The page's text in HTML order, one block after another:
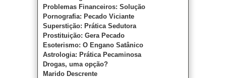
Problemas Financeiros: Solução
Pornografia: Pecado Viciante
Superstição: Prática Sedutora
Prostituição: Gera Pecado
Esoterismo: O Engano Satânico
Astrologia: Prática Pecaminosa
Drogas, uma opção?
Marido Descrente